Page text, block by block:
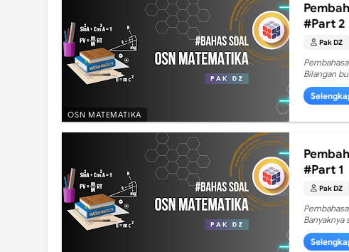
OSN MATEMATIKA
#Part 2
Pak DZ
Bilangan
#Part 1
Pak DZ
Banyaknya